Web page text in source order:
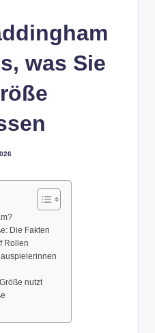
was Sie
Die Fakten
Rollen
nutzt